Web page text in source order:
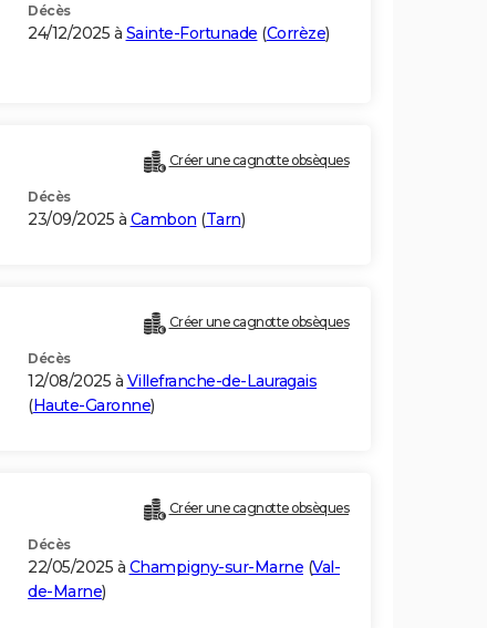
Décès
24/12/2025 à Sainte-Fortunade (Corrèze)
Créer une cagnotte obsèques
Décès
23/09/2025 à Cambon (Tarn)
Créer une cagnotte obsèques
Décès
12/08/2025 à Villefranche-de-Lauragais
(Haute-Garonne)
Créer une cagnotte obsèques
Décès
22/05/2025 à Champigny-sur-Marne (Val-
de-Marne)